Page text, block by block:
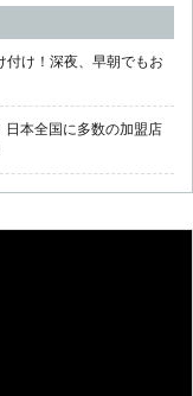
け！深夜、早朝でもお
日本全国に多数の加盟店